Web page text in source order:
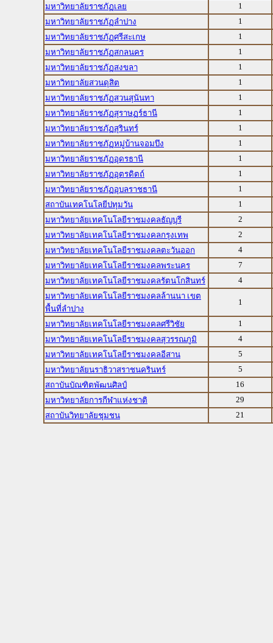
มหาวิทยาลัยราชภัฏเลย
1
มหาวิทยาลัยราชภัฏลำปาง
1
มหาวิทยาลัยราชภัฏศรีสะเกษ
1
มหาวิทยาลัยราชภัฏสกลนคร
1
มหาวิทยาลัยราชภัฏสงขลา
1
มหาวิทยาลัยสวนดุสิต
1
มหาวิทยาลัยราชภัฏสวนสุนันทา
1
มหาวิทยาลัยราชภัฏสุราษฏร์ธานี
1
มหาวิทยาลัยราชภัฏสุรินทร์
1
มหาวิทยาลัยราชภัฏหมู่บ้านจอมบึง
1
มหาวิทยาลัยราชภัฏอุดรธานี
1
มหาวิทยาลัยราชภัฏอุตรดิตถ์
1
มหาวิทยาลัยราชภัฏอุบลราชธานี
1
สถาบันเทคโนโลยีปทุมวัน
1
มหาวิทยาลัยเทคโนโลยีราชมงคลธัญบุรี
2
มหาวิทยาลัยเทคโนโลยีราชมงคลกรุงเทพ
2
มหาวิทยาลัยเทคโนโลยีราชมงคลตะวันออก
4
มหาวิทยาลัยเทคโนโลยีราชมงคลพระนคร
7
มหาวิทยาลัยเทคโนโลยีราชมงคลรัตนโกสินทร์
4
มหาวิทยาลัยเทคโนโลยีราชมงคลล้านนา เขต
พื้นที่ลำปาง
1
มหาวิทยาลัยเทคโนโลยีราชมงคลศรีวิชัย
1
มหาวิทยาลัยเทคโนโลยีราชมงคลสุวรรณภูมิ
4
มหาวิทยาลัยเทคโนโลยีราชมงคลอีสาน
5
มหาวิทยาลัยนราธิวาสราชนครินทร์
5
สถาบันบัณฑิตพัฒนศิลป์
16
มหาวิทยาลัยการกีฬาแห่งชาติ
29
สถาบันวิทยาลัยชุมชน
21